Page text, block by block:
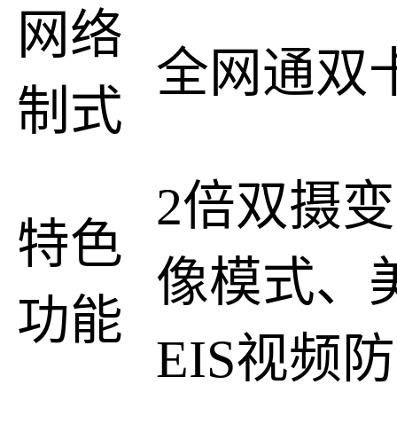
网络
制式
全网通双
特色
功能
2倍双摄
像模式、
EIS视频